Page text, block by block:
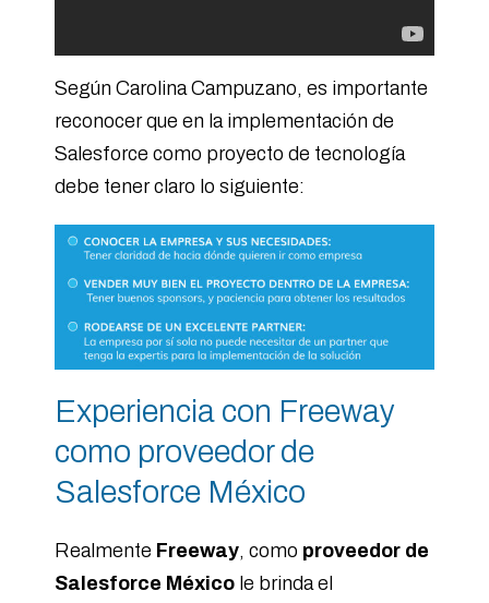
Según Carolina Campuzano, es importante
reconocer que en la implementación de
Salesforce como proyecto de tecnología
debe tener claro lo siguiente:
Experiencia con Freeway
como proveedor de
Salesforce México
Realmente Freeway, como proveedor de
Salesforce Méxicole brinda el